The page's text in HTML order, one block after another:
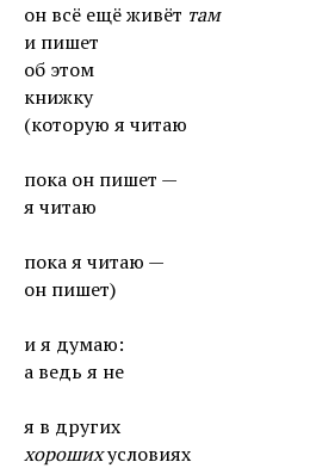
он всё ещё живёт там
и пишет
об этом
книжку
(которую я читаю
пока он пишет —
я читаю
пока я читаю —
он пишет)
и я думаю:
а ведь я не
я в других
хорошихусловиях